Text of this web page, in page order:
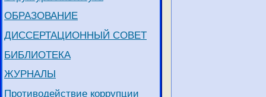
ОБРАЗОВАНИЕ
ДИССЕРТАЦИОННЫЙ СОВЕТ
БИБЛИОТЕКА
ЖУРНАЛЫ
Противодействие коррупции